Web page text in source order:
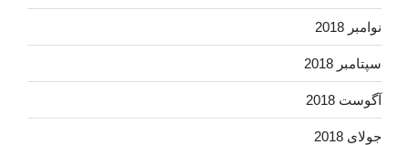
نوامبر 2018
سپتامبر 2018
آگوست 2018
جولای 2018